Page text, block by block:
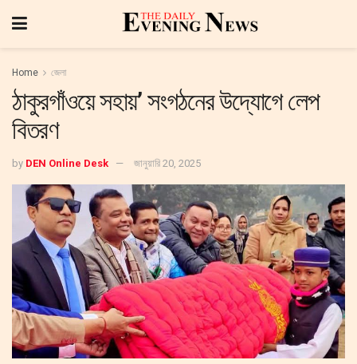
Home জেলা
ঠাকুরগাঁওয়ে সহায়’ সংগঠনের উদ্যোগে লেপ
বিতরণ
by DEN Online Desk জানুয়ারি 20, 2025